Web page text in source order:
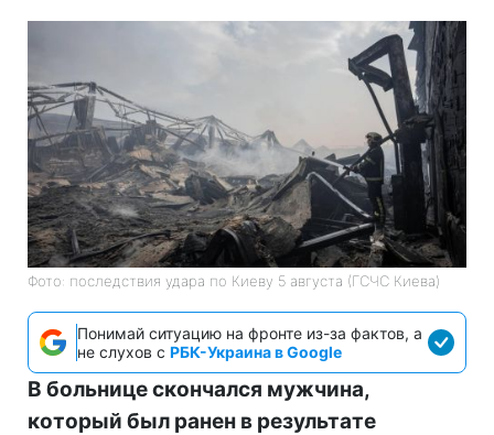
Фото: последствия удара по Киеву 5 августа (ГСЧС Киева)
Понимай ситуацию на фронте из-за фактов, а
не слухов с РБК-Украина в Google
В больнице скончался мужчина,
который был ранен в результате